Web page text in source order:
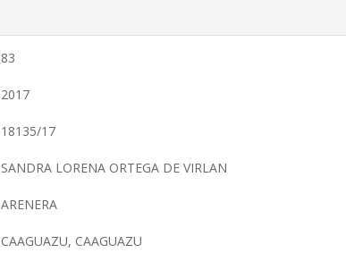
83
2017
18135/17
SANDRA LORENA ORTEGA DE VIRLAN
ARENERA
CAAGUAZU, CAAGUAZU